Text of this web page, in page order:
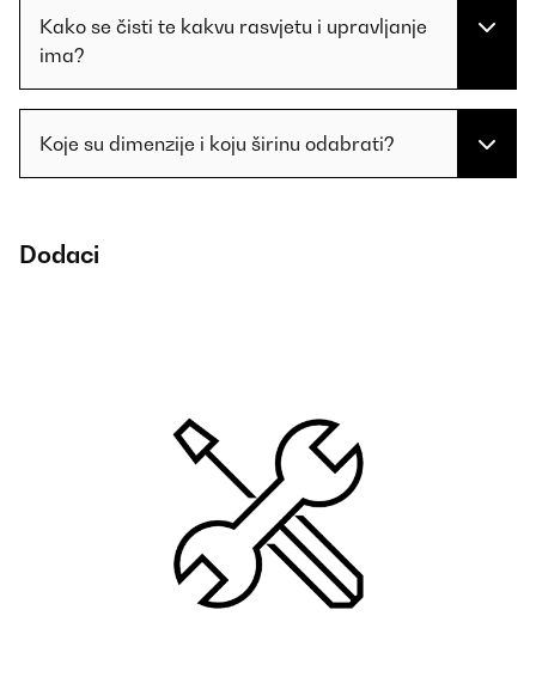
Kako se čisti te kakvu rasvjetu i upravljanje
ima?
Koje su dimenzije i koju širinu odabrati?
Dodaci